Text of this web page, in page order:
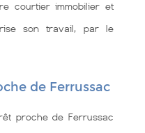
courtier immobilier et
son travail, par le
de Ferrussac
proche de Ferrussac